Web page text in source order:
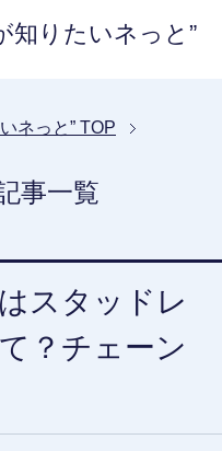
知りたいネっと”
ネっと” TOP
事一覧
スタッドレ
？チェーン